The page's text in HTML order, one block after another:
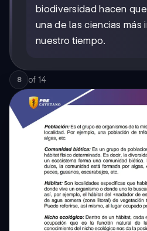
biodiversidad hacen
una de las ciencias más
nuestro tiempo.
8 of 14